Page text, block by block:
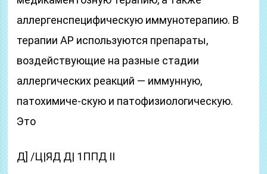
аллергенспецифическую иммунотерапию. В
терапии АР используются препараты,
воздействующие на разные стадии
аллергических реакций — иммунную,
патохимиче-скую и патофизиологическую.
Это
Д] /Ц|ЯД Д| 1ППД II